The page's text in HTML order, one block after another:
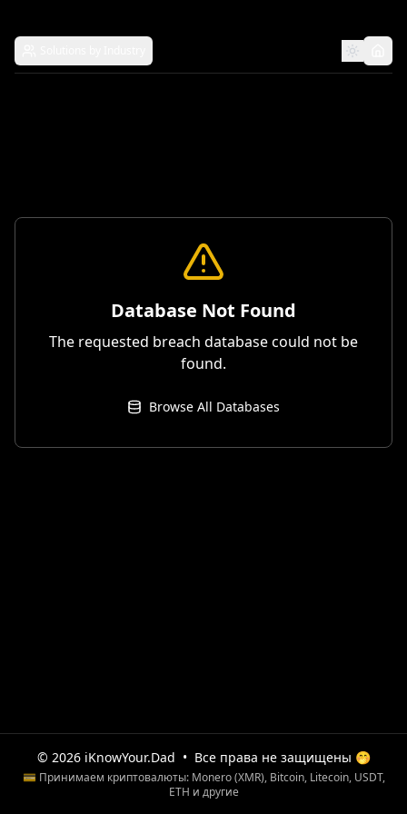
Database Not Found
The requested breach database could not be
found.
Browse All Databases
© 2026 iKnowYour.Dad • Все права не защищены 🤭
💳 Принимаем криптовалюты: Monero (XMR), Bitcoin, Litecoin, USDT,
ETH и другие